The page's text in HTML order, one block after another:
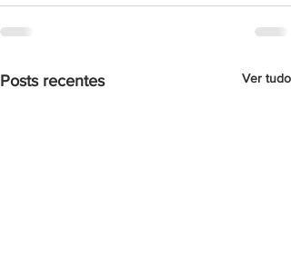
Posts recentes Ver tudo